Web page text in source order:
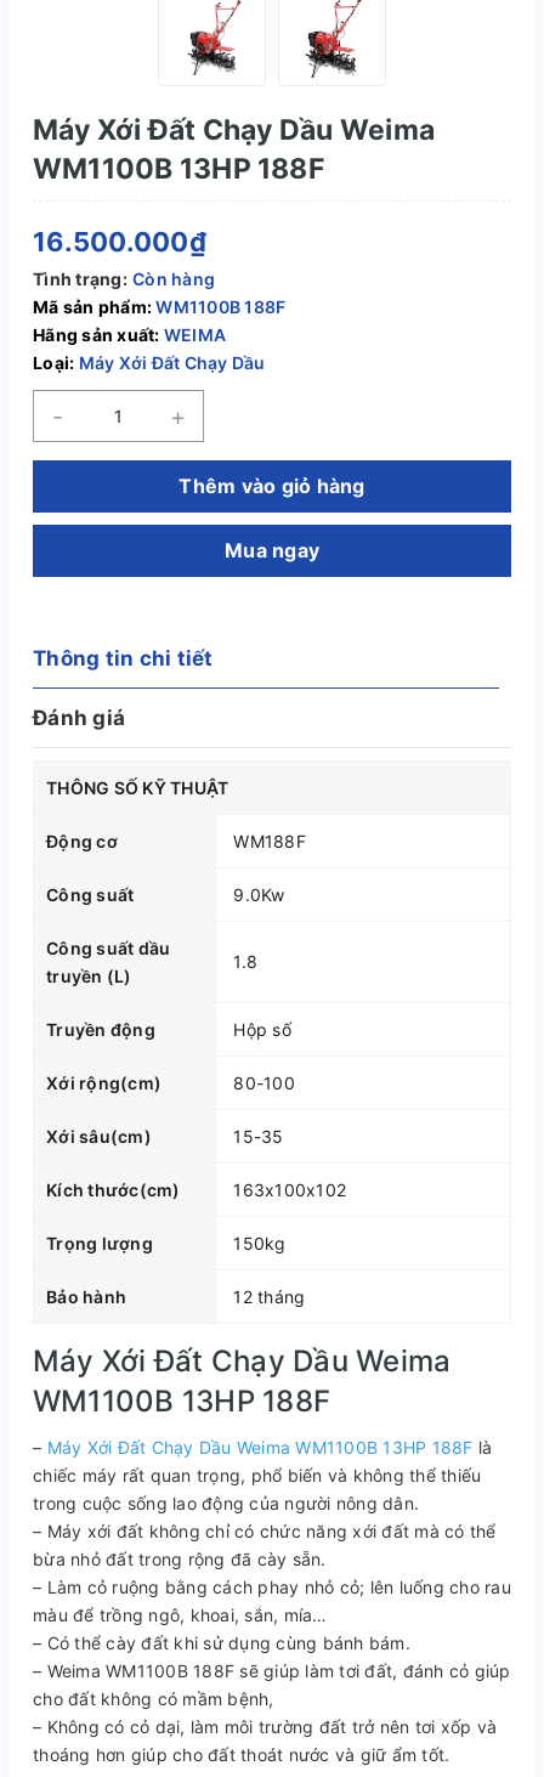
Máy Xới Đất Chạy Dầu Weima
WM1100B 13HP 188F
16.500.000₫
Tình trạng: Còn hàng
Mã sản phẩm:WM1100B 188F
Hãng sản xuất: WEIMA
Loại: Máy Xới Đất Chạy Dầu
- +
Thêm vào giỏ hàng
Mua ngay
Thông tin chi tiết
Đánh giá
THÔNG SỐ KỸ THUẬT
Động cơ WM188F
Công suất 9.0Kw
Công suất dầu
truyền (L)
1.8
Truyền động Hộp số
Xới rộng(cm) 80-100
Xới sâu(cm) 15-35
Kích thước(cm) 163x100x102
Trọng lượng 150kg
Bảo hành 12 tháng
Máy Xới Đất Chạy Dầu Weima
WM1100B 13HP 188F
– Máy Xới Đất Chạy Dầu Weima WM1100B 13HP 188F là
chiếc máy rất quan trọng, phổ biến và không thể thiếu
trong cuộc sống lao động của người nông dân.
– Máy xới đất không chỉ có chức năng xới đất mà có thể
bừa nhỏ đất trong rộng đã cày sẵn.
– Làm cỏ ruộng bằng cách phay nhỏ cỏ; lên luống cho rau
màu để trồng ngô, khoai, sắn, mía…
– Có thể cày đất khi sử dụng cùng bánh bám.
– Weima WM1100B 188F sẽ giúp làm tơi đất, đánh cỏ giúp
cho đất không có mầm bệnh,
– Không có cỏ dại, làm môi trường đất trở nên tơi xốp và
thoáng hơn giúp cho đất thoát nước và giữ ẩm tốt.